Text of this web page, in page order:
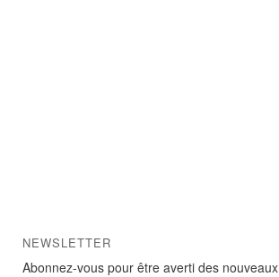
NEWSLETTER
Abonnez-vous pour être averti des nouveaux